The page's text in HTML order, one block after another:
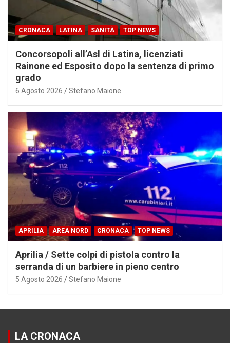
CRONACA LATINA SANITÀ TOP NEWS
Concorsopoli all’Asl di Latina, licenziati
Rainone ed Esposito dopo la sentenza di primo
grado
6 Agosto 2026 Stefano Maione
APRILIA AREA NORD CRONACA TOP NEWS
Aprilia / Sette colpi di pistola contro la
serranda di un barbiere in pieno centro
5 Agosto 2026 Stefano Maione
LA CRONACA